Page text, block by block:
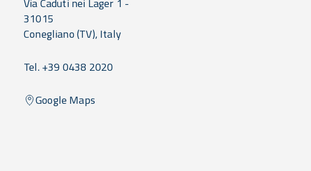
Via Caduti nei Lager 1 -
31015
Conegliano(TV), Italy
Tel. +39 0438 2020
Google Maps